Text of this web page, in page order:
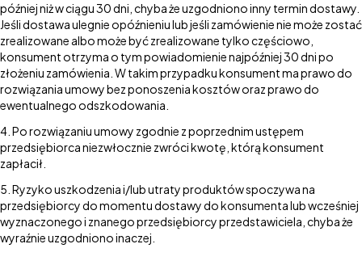
później niż w ciągu 30 dni, chyba że uzgodniono inny termin dostawy.
Jeśli dostawa ulegnie opóźnieniu lub jeśli zamówienie nie może zostać
zrealizowane albo może być zrealizowane tylko częściowo,
konsument otrzyma o tym powiadomienie najpóźniej 30 dni po
złożeniu zamówienia. W takim przypadku konsument ma prawo do
rozwiązania umowy bez ponoszenia kosztów oraz prawo do
ewentualnego odszkodowania.
Po rozwiązaniu umowy zgodnie z poprzednim ustępem
przedsiębiorca niezwłocznie zwróci kwotę, którą konsument
zapłacił.
Ryzyko uszkodzenia i/lub utraty produktów spoczywa na
przedsiębiorcy do momentu dostawy do konsumenta lub wcześniej
wyznaczonego i znanego przedsiębiorcy przedstawiciela, chyba że
wyraźnie uzgodniono inaczej.